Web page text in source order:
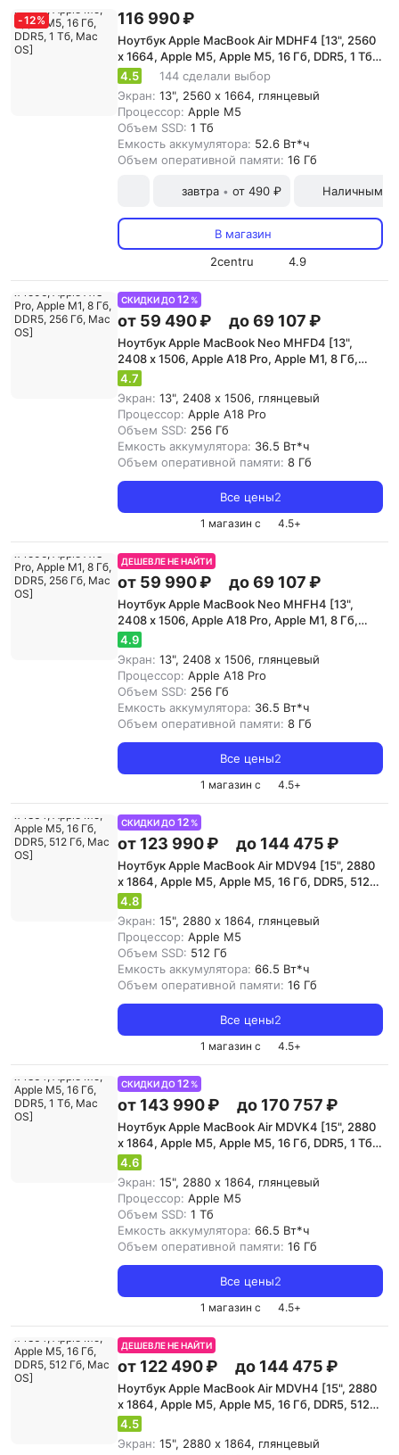
-12% 116 990 ₽
Ноутбук Apple MacBook Air MDHF4 [13", 2560
x 1664, Apple M5, Apple M5, 16 Гб, DDR5, 1 Тб,
Mac OS]
4.5
144 сделали выбор
Экран: 13", 2560 x 1664, глянцевый
Процессор: Apple M5
Объем SSD: 1 Тб
Емкость аккумулятора: 52.6 Вт*ч
Объем оперативной памяти: 16 Гб
завтра • от 490 ₽ Наличными
В магазин
2centru
4.9
СКИДКИ ДО12 %
от 59 490 ₽ до 69 107 ₽
Ноутбук Apple MacBook Neo MHFD4 [13",
2408 x 1506, Apple A18 Pro, Apple M1, 8 Гб,
DDR5, 256 Гб, Mac OS]
4.7
Экран: 13", 2408 x 1506, глянцевый
Процессор: Apple A18 Pro
Объем SSD: 256 Гб
Емкость аккумулятора: 36.5 Вт*ч
Объем оперативной памяти: 8 Гб
Все цены2
1 магазин с 4.5+
ДЕШЕВЛЕ НЕ НАЙТИ
от 59 990 ₽ до 69 107 ₽
Ноутбук Apple MacBook Neo MHFH4 [13",
2408 x 1506, Apple A18 Pro, Apple M1, 8 Гб,
DDR5, 256 Гб, Mac OS]
4.9
Экран: 13", 2408 x 1506, глянцевый
Процессор: Apple A18 Pro
Объем SSD: 256 Гб
Емкость аккумулятора: 36.5 Вт*ч
Объем оперативной памяти: 8 Гб
Все цены2
1 магазин с 4.5+
СКИДКИ ДО12 %
от 123 990 ₽ до 144 475 ₽
Ноутбук Apple MacBook Air MDV94 [15", 2880
x 1864, Apple M5, Apple M5, 16 Гб, DDR5, 512
Гб, Mac OS]
4.8
Экран: 15", 2880 x 1864, глянцевый
Процессор: Apple M5
Объем SSD: 512 Гб
Емкость аккумулятора: 66.5 Вт*ч
Объем оперативной памяти: 16 Гб
Все цены2
1 магазин с 4.5+
СКИДКИ ДО12 %
от 143 990 ₽ до 170 757 ₽
Ноутбук Apple MacBook Air MDVK4 [15", 2880
x 1864, Apple M5, Apple M5, 16 Гб, DDR5, 1 Тб,
Mac OS]
4.6
Экран: 15", 2880 x 1864, глянцевый
Процессор: Apple M5
Объем SSD: 1 Тб
Емкость аккумулятора: 66.5 Вт*ч
Объем оперативной памяти: 16 Гб
Все цены2
1 магазин с 4.5+
ДЕШЕВЛЕ НЕ НАЙТИ
от 122 490 ₽ до 144 475 ₽
Ноутбук Apple MacBook Air MDVH4 [15", 2880
x 1864, Apple M5, Apple M5, 16 Гб, DDR5, 512
Гб, Mac OS]
4.5
Экран: 15", 2880 x 1864, глянцевый